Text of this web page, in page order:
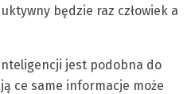
będzie raz człowiek a
jest podobna do
ce same informacje może